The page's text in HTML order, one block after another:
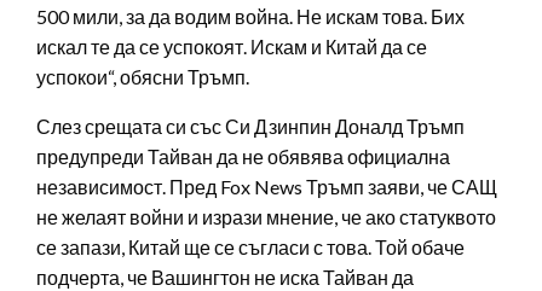
500 мили, за да водим война. Не искам това. Бих
искал те да се успокоят. Искам и Китай да се
успокои“, обясни Тръмп.
Слез срещата си със Си Дзинпин Доналд Тръмп
предупреди Тайван да не обявява официална
независимост. Пред Fox News Тръмп заяви, че САЩ
не желаят войни и изрази мнение, че ако статуквото
се запази, Китай ще се съгласи с това. Той обаче
подчерта, че Вашингтон не иска Тайван да